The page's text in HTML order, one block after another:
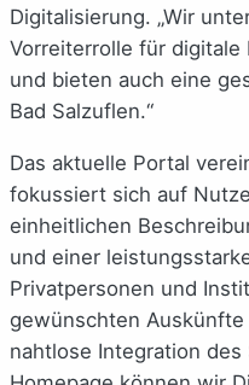
Digitalisierung. „Wir
Vorreiterrolle für digitale
und bieten auch eine
Bad Salzuflen.“
Das aktuelle Portal
fokussiert sich auf
einheitlichen
und einer
Privatpersonen und
gewünschten Auskünfte
nahtlose Integration